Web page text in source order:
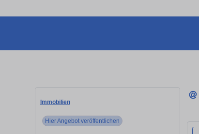
Immobilien
Hier Angebot veröffentlichen